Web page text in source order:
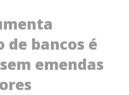
bancos é
emendas